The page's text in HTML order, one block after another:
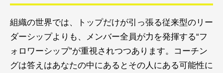
組織の世界では、トップだけが引っ張る従来型のリー
ダーシップよりも、メンバー全員が力を発揮する“フ
ォロワーシップ”が重視されつつあります。コーチン
グは答えはあなたの中にあるとその人にある可能性に